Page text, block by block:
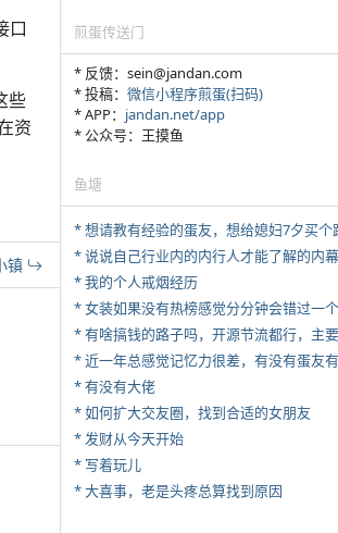
口
些
资
镇
煎蛋传送门
* 反馈：sein@jandan.com
* 投稿： 微信小程序煎蛋(扫码)
* APP： jandan.net/app
* 公众号：王摸鱼
鱼塘
* 说说自己行业内的内行人才能了解的内幕
* 我的个人戒烟经历
* 女装如果没有热榜感觉分分钟会错过一
* 近一年总感觉记忆力很差，有没有蛋友
* 有没有大佬
* 如何扩大交友圈，找到合适的女朋友
* 发财从今天开始
* 写着玩儿
* 大喜事，老是头疼总算找到原因